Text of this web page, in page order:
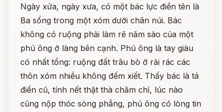
Ngày xửa, ngày xưa, có một bác lực điền tên là
Ba sống trong một xóm dưới chân núi. Bác
không có ruộng phải làm rẽ năm sào của một
phú ông ở làng bên cạnh. Phú ông là tay giàu
có nhất tổng: ruộng đất trâu bò ở rải rác các
thôn xóm nhiều không đếm xiết. Thấy bác là tá
điền cũ, tính nết thật thà chăm chỉ, lúc nào
cũng nộp thóc sòng phẳng, phú ông có lòng tin